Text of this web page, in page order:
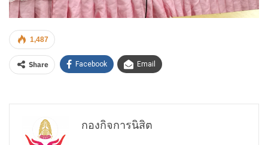
1,487
Share Facebook Email
กองกิจการนิสิต